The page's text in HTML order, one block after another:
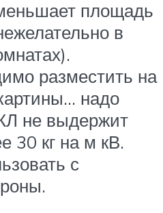
площадь
в
разместить на
надо
не выдержит
30 кг на м кВ.
с